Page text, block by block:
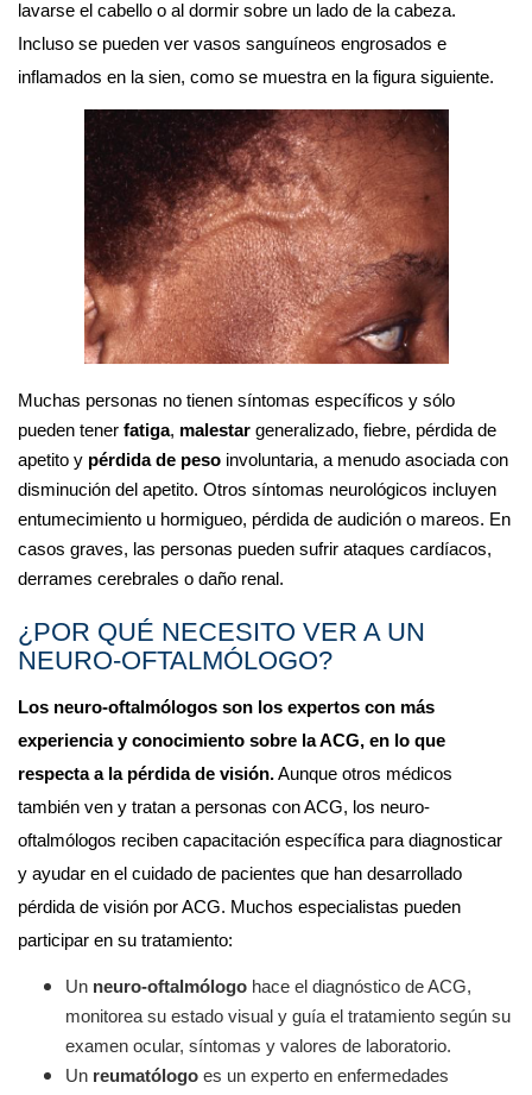
lavarse el cabello o al dormir sobre un lado de la cabeza.
Incluso se pueden ver vasos sanguíneos engrosados e
inflamados en la sien, como se muestra en la figura siguiente.
Muchas personas no tienen síntomas específicos y sólo
pueden tener fatiga, malestar generalizado, fiebre, pérdida de
apetito y pérdida de peso involuntaria, a menudo asociada con
disminución del apetito. Otros síntomas neurológicos incluyen
entumecimiento u hormigueo, pérdida de audición o mareos. En
casos graves, las personas pueden sufrir ataques cardíacos,
derrames cerebrales o daño renal.
¿POR QUÉ NECESITO VER A UN
NEURO-OFTALMÓLOGO?
Los neuro-oftalmólogos son los expertos con más
experiencia y conocimiento sobre la ACG, en lo que
respecta a la pérdida de visión. Aunque otros médicos
también ven y tratan a personas con ACG, los neuro-
oftalmólogos reciben capacitación específica para diagnosticar
y ayudar en el cuidado de pacientes que han desarrollado
pérdida de visión por ACG. Muchos especialistas pueden
participar en su tratamiento:
Un neuro-oftalmólogo hace el diagnóstico de ACG,
monitorea su estado visual y guía el tratamiento según su
examen ocular, síntomas y valores de laboratorio.
Un reumatólogo es un experto en enfermedades